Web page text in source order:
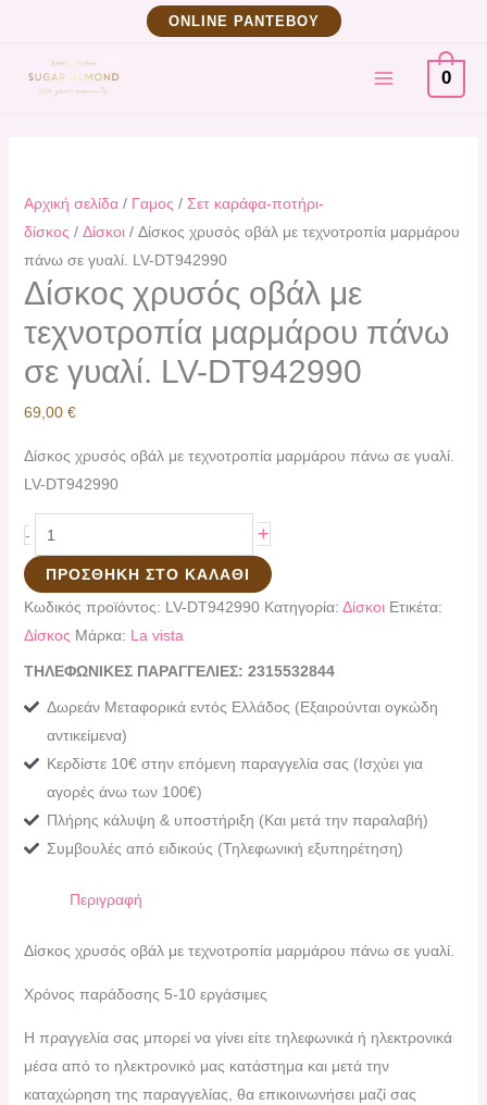
περιεχόμενο
ΟNLINE ΡΑΝΤΕΒΟΥ
MAIN
MENU
0
Αρχική σελίδα/ Γαμος / Σετ καράφα-ποτήρι-
δίσκος / Δίσκοι/ Δίσκος χρυσός οβάλ με τεχνοτροπία μαρμάρου
πάνω σε γυαλί. LV-DT942990
Δίσκος χρυσός οβάλ με
τεχνοτροπία μαρμάρου πάνω
σε γυαλί. LV-DT942990
69,00 €
Δίσκος χρυσός οβάλ με τεχνοτροπία μαρμάρου πάνω σε γυαλί.
LV-DT942990
-
οβάλ
με
σε
γυαλί.
LV-
DT942990
ποσότητα
+
ΠΡΟΣΘΉΚΗ ΣΤΟ ΚΑΛΆΘΙ
Κωδικός προϊόντος: LV-DT942990 Κατηγορία: Δίσκοι Ετικέτα:
Δίσκος Μάρκα: La vista
ΤΗΛΕΦΩΝΙΚΕΣ ΠΑΡΑΓΓΕΛΙΕΣ: 2315532844
Δωρεάν Μεταφορικά εντός Ελλάδος (Εξαιρούνται ογκώδη
αντικείμενα)
Κερδίστε 10€ στην επόμενη παραγγελία σας (Ισχύει για
αγορές άνω των 100€)
Πλήρης κάλυψη & υποστήριξη (Και μετά την παραλαβή)
Συμβουλές από ειδικούς (Τηλεφωνική εξυπηρέτηση)
Περιγραφή
Δίσκος χρυσός οβάλ με τεχνοτροπία μαρμάρου πάνω σε γυαλί.
Χρόνος παράδοσης 5-10 εργάσιμες
H πραγγελία σας μπορεί να γίνει είτε τηλεφωνικά ή ηλεκτρονικά
μέσα από το ηλεκτρονικό μας κατάστημα και μετά την
καταχώρηση της παραγγελίας, θα επικοινωνήσει μαζί σας